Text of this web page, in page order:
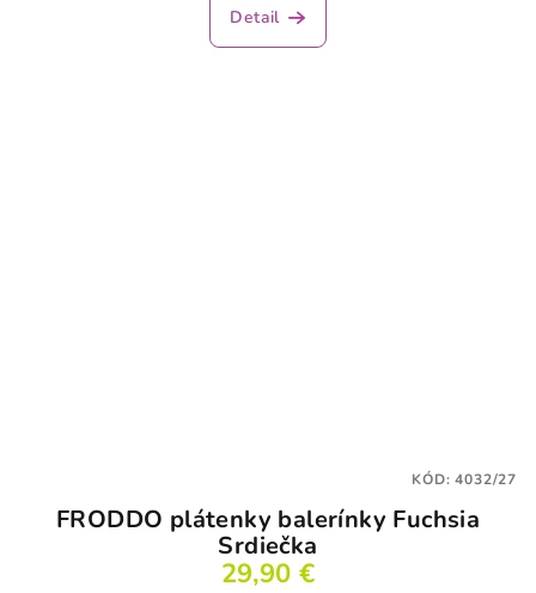
Detail
FRODDO plátenky balerínky Fuchsia
Srdiečka
29,90 €
KÓD:4032/27